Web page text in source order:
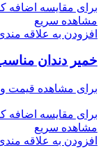
برای مقایسه اضافه
مشاهده سریع
افزودن به علاقه
خمير دندان
برای مشاهده قیمت
برای مقایسه اضافه
مشاهده سریع
افزودن به علاقه